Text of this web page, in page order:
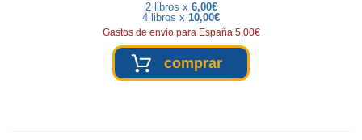
2 libros x 6,00€
4 libros x 10,00€
Gastos de envio para España 5,00€
comprar